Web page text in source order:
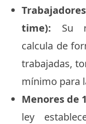
time): Su
calcula de
trabajadas,
mínimo para
Menores de
ley